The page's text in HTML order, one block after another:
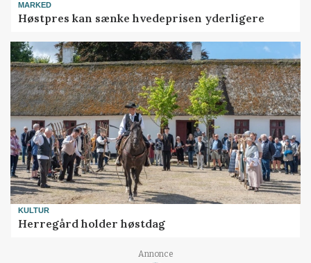
MARKED
Høstpres kan sænke hvedeprisen yderligere
KULTUR
Herregård holder høstdag
Annonce